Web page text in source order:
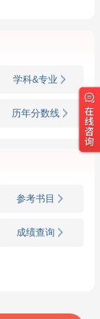
学科&专业
历年分数线
参考书目
成绩查询